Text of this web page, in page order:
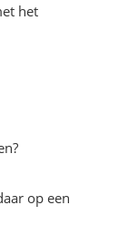
het
op een